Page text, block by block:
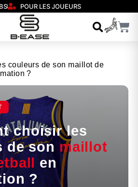
POUR LES JOUEURS
couleurs de son maillot de
?
choisir les
de sonmaillot
en
?